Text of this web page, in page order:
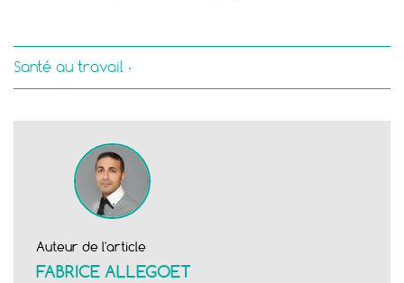
Santé au travail
Auteur de l'article
FABRICE ALLEGOET